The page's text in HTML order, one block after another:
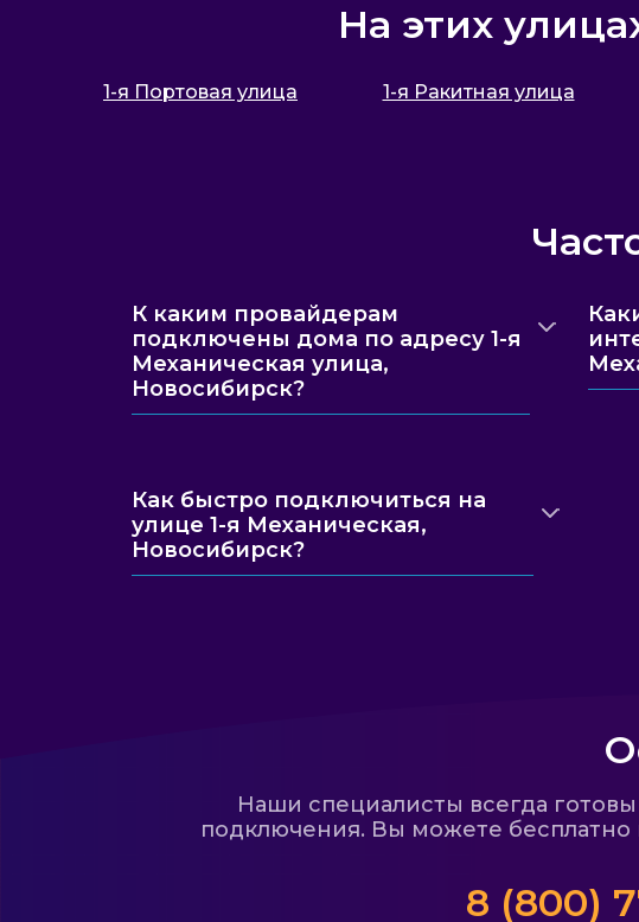
На этих
1-я Портовая улица 1-я Ракитная улица
К каким провайдерам
подключены дома по адресу 1-я
Механическая улица,
Новосибирск?
Как быстро подключиться на
улице 1-я Механическая,
Новосибирск?
Наши специалисты всегда
подключения. Вы можете бесплатно
8 (800)